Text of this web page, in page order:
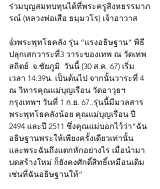
ร่วมบุญสมทบทุนได้ที่พระครูสิงหธรรมาภ
รณ์ (หลวงพ่อเสือ ธมฺมวโร) เจ้าอาวาส
👍พระพุทโธคลัง รุ่น “แรงอธิษฐาน“ พิธี
ปลุกเสกวาระที่3 วาระของเทพ ณ วัดเทพ
สถิตย์  จ.ชัยภูมิ  วันนี้ (30 ส.ค. 67) เริ่ม
เวลา 14:39น. เป็นต้นไป จากนั้นวาระที่ 4
ณ วิหารคุณแม่บุญเรือน วัดอาวุธฯ
กรุงเทพฯ วันที่ 1 ก.ย. 67..รุ่นนี้มีมวลสาร
พระพุทโธคลังน้อย คุณแม่บุญเรือน ปี
2494 และปี 2511 ซึ่งคุณแม่บอกไว้ว่า“ฉัน
อธิษฐานพระให้เพียงครั้งเดียวเท่านั้น
และพระฉันถึงแตกหักอย่างไร เมื่อนำมา
บดสร้างใหม่ ก็ยังคงศักดิ์สิทธิ์เหมือนเดิม
เช่นที่ฉันอธิษฐานให้“